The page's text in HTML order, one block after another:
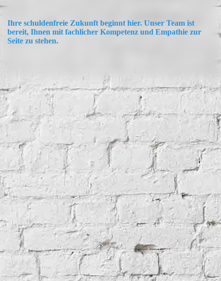
Ihre schuldenfreie Zukunft beginnt hier. Unser Team ist
bereit, Ihnen mit fachlicher Kompetenz und Empathie zur
Seite zu stehen.